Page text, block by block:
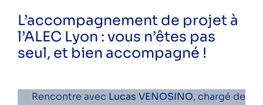
L’accompagnement de projet à
l’ALEC Lyon : vous n’êtes pas
seul, et bien accompagné !
Rencontre avec Lucas VENOSINO, chargé de